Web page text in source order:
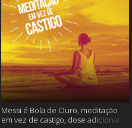
Messi é Bola de Ouro, meditação
em vez de castigo, dose adicional